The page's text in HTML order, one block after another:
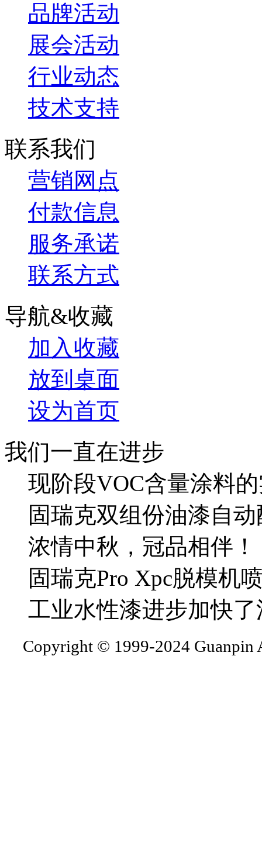
品牌活动
展会活动
行业动态
技术支持
联系我们
营销网点
付款信息
服务承诺
联系方式
导航&收藏
加入收藏
放到桌面
设为首页
我们一直在进步
现阶段VOC含量涂料
固瑞克双组份油漆自
浓情中秋，冠品相伴！
固瑞克Pro Xpc脱模机
工业水性漆进步加快
Copyright © 1999-2024 Guanpin